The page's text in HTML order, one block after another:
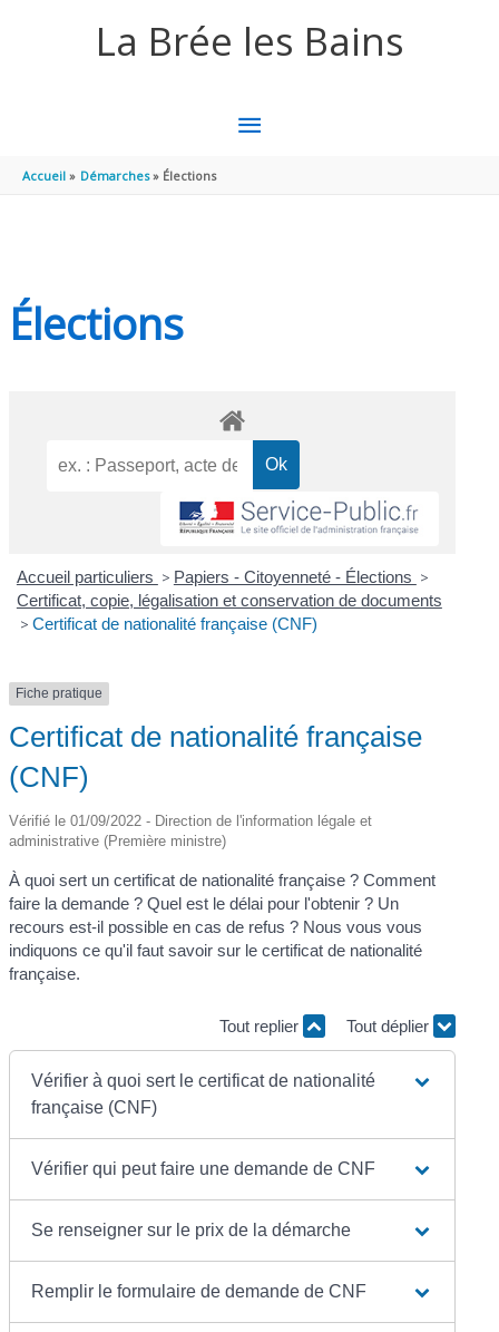
La Brée les Bains
MENU
Accueil Démarches Élections
Élections
Accueil particuliers > Papiers - Citoyenneté - Élections >
Certificat, copie, légalisation et conservation de documents
> Certificat de nationalité française (CNF)
Fiche pratique
Certificat de nationalité française
(CNF)
Vérifié le 01/09/2022 - Direction de l'information légale et
administrative (Première ministre)
À quoi sert un certificat de nationalité française ? Comment
faire la demande ? Quel est le délai pour l'obtenir ? Un
recours est-il possible en cas de refus ? Nous vous vous
indiquons ce qu'il faut savoir sur le certificat de nationalité
française.
Tout replier Tout déplier
Vérifier à quoi sert le certificat de nationalité
française (CNF)
Vérifier qui peut faire une demande de CNF
Se renseigner sur le prix de la démarche
Remplir le formulaire de demande de CNF